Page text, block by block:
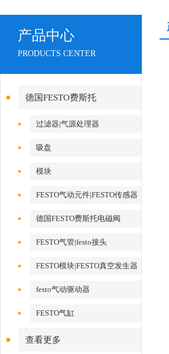
产品中心
PRODUCTS CENTER
德国FESTO费斯托
过滤器|气源处理器
吸盘
模块
FESTO气动元件|FESTO传感器
德国FESTO费斯托电磁阀
FESTO气管|festo接头
FESTO模块|FESTO真空发生器
festo气动驱动器
FESTO气缸
查看更多